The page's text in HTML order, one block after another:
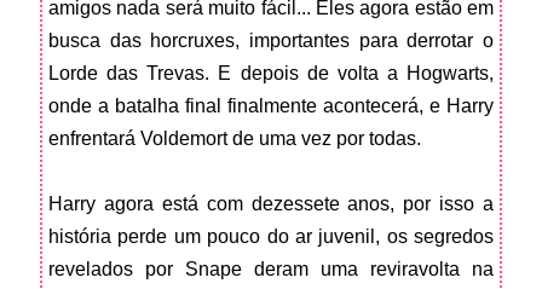
amigos nada será muito fácil... Eles agora estão em
busca das horcruxes, importantes para derrotar o
Lorde das Trevas. E depois de volta a Hogwarts,
onde a batalha final finalmente acontecerá, e Harry
enfrentará Voldemort de uma vez por todas.
Harry agora está com dezessete anos, por isso a
história perde um pouco do ar juvenil, os segredos
revelados por Snape deram uma reviravolta na